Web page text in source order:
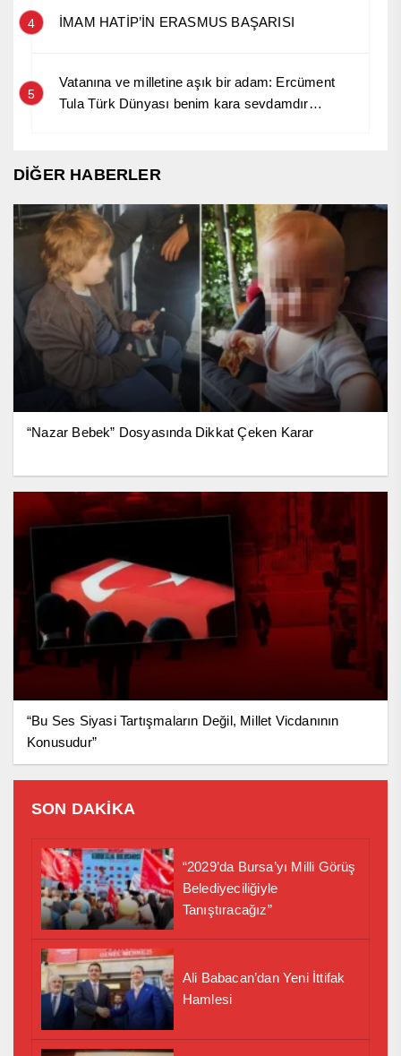
4 İMAM HATİP’İN ERASMUS BAŞARISI
5
Vatanına ve milletine aşık bir adam: Ercüment
Tula Türk Dünyası benim kara sevdamdır…
DİĞER HABERLER
“Nazar Bebek” Dosyasında Dikkat Çeken Karar
“Bu Ses Siyasi Tartışmaların Değil, Millet Vicdanının
Konusudur”
SON DAKİKA
“2029’da Bursa’yı Milli Görüş
Belediyeciliğiyle
Tanıştıracağız”
Ali Babacan’dan Yeni İttifak
Hamlesi